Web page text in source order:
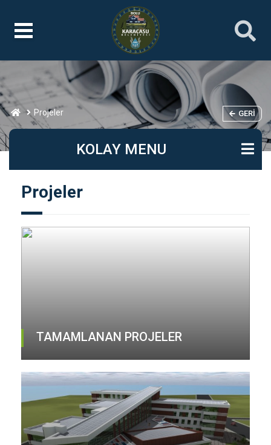
Projeler GERI
KOLAY MENU
Projeler
TAMAMLANAN PROJELER